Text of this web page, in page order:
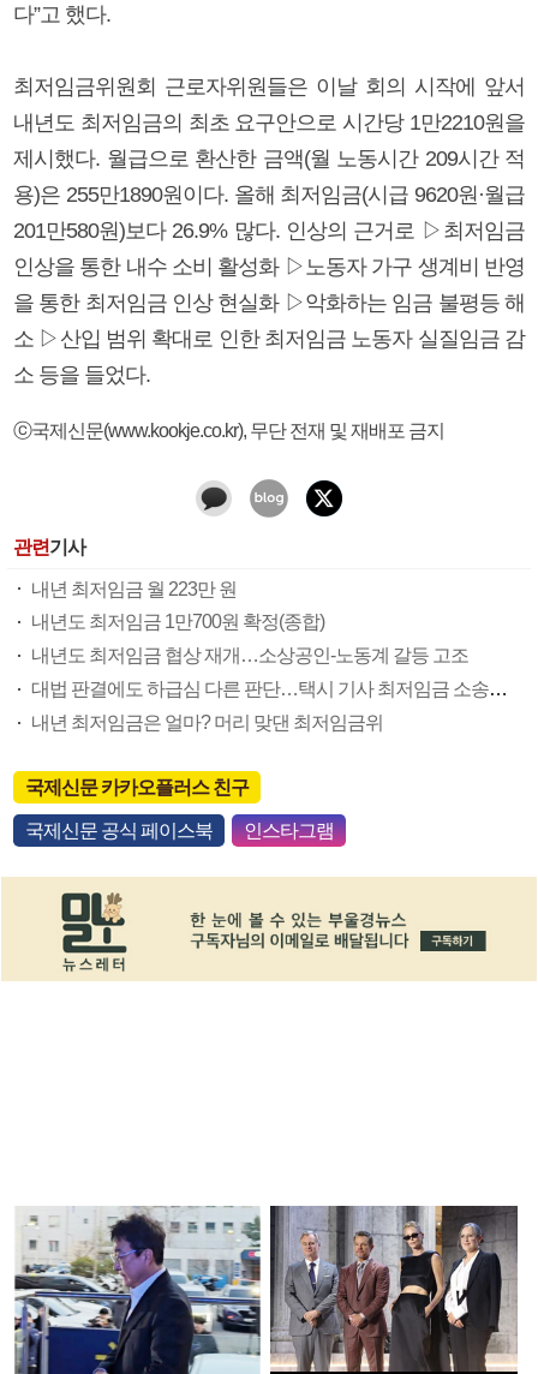
다”고 했다.
최저임금위원회 근로자위원들은 이날 회의 시작에 앞서
내년도 최저임금의 최초 요구안으로 시간당 1만2210원을
제시했다. 월급으로 환산한 금액(월 노동시간 209시간 적
용)은 255만1890원이다. 올해 최저임금(시급 9620원·월급
201만580원)보다 26.9% 많다. 인상의 근거로 ▷최저임금
인상을 통한 내수 소비 활성화 ▷노동자 가구 생계비 반영
을 통한 최저임금 인상 현실화 ▷악화하는 임금 불평등 해
소 ▷산입 범위 확대로 인한 최저임금 노동자 실질임금 감
소 등을 들었다.
ⓒ국제신문(www.kookje.co.kr), 무단 전재 및 재배포 금지
관련기사
내년 최저임금 월 223만 원
내년도 최저임금 1만700원 확정(종합)
내년도 최저임금 협상 재개…소상공인-노동계 갈등 고조
대법 판결에도 하급심 다른 판단…택시 기사 최저임금 소송에 혼선
내년 최저임금은 얼마? 머리 맞댄 최저임금위
국제신문 카카오플러스 친구
국제신문 공식 페이스북 인스타그램